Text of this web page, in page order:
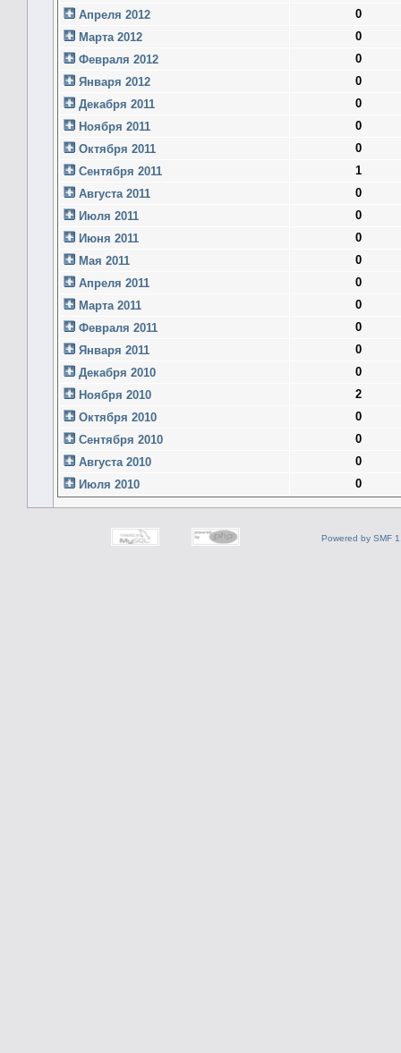
Апреля 2012
0
Марта 2012
0
Февраля 2012
0
Января 2012
0
Декабря 2011
0
Ноября 2011
0
Октября 2011
0
Сентября 2011
1
Августа 2011
0
Июля 2011
0
Июня 2011
0
Мая 2011
0
Апреля 2011
0
Марта 2011
0
Февраля 2011
0
Января 2011
0
Декабря 2010
0
Ноября 2010
2
Октября 2010
0
Сентября 2010
0
Августа 2010
0
Июля 2010
0
Powered by SMF